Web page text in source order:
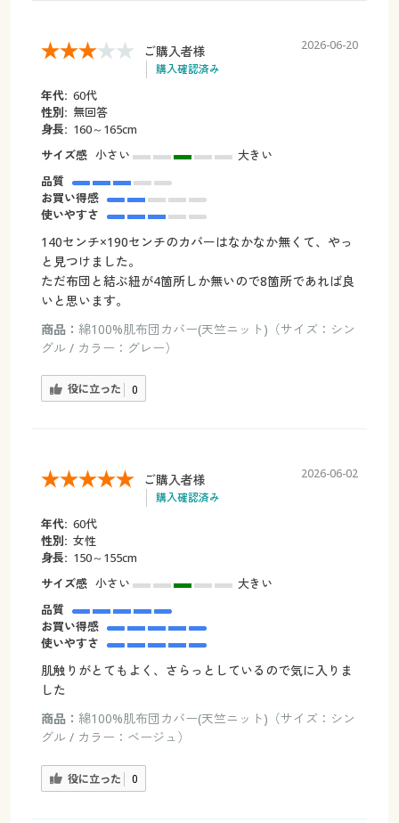
ご購入者様
購入確認済み
2026-06-20
年代: 60代
性別: 無回答
身長: 160～165cm
サイズ感 小さい
大きい
品質
お買い得感
使いやすさ
140センチ×190センチのカバーはなかなか無くて、やっ
と見つけました。
ただ布団と結ぶ紐が4箇所しか無いので8箇所であれば良
いと思います。
商品： 綿100%肌布団カバー(天竺ニット)（サイズ：シン
グル / カラー：グレー）
役に立った 0
ご購入者様
購入確認済み
2026-06-02
年代: 60代
性別: 女性
身長: 150～155cm
サイズ感 小さい
大きい
品質
お買い得感
使いやすさ
肌触りがとてもよく、さらっとしているので気に入りま
した
商品： 綿100%肌布団カバー(天竺ニット)（サイズ：シン
グル / カラー：ベージュ）
役に立った 0